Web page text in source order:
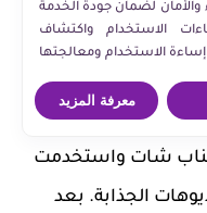
ناشئة في مجال
شات واستخدمت
الجذابة. بعد
والأمان لضمان جودة الخدمة
الاستخدام واكتشاف
معرفة المزيد